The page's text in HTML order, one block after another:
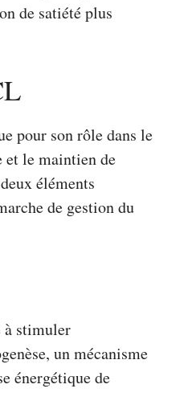
de satiété plus
pour son rôle dans le
et le maintien de
éléments
de gestion du
à stimuler
un mécanisme
énergétique de